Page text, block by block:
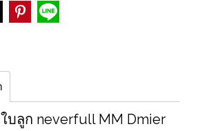
บลูก neverfull MM Dmier